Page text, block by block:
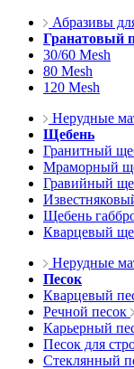
Абразивы
Гранатовый
30/60 Mesh
80 Mesh
120 Mesh
Нерудные
Щебень
Гранитный
Мраморный
Гравийный
Щебень
Кварцевый
Нерудные
Песок
Кварцевый
Речной песок
Карьерный
Песок для
Стеклянный